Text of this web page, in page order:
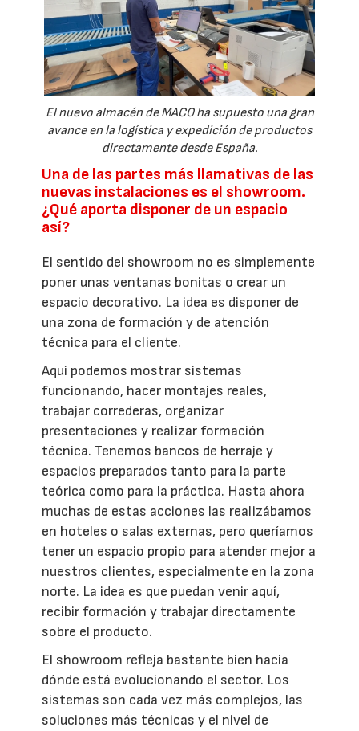
El nuevo almacén de MACO ha supuesto una gran
avance en la logística y expedición de productos
directamente desde España.
Una de las partes más llamativas de las
nuevas instalaciones es el showroom.
¿Qué aporta disponer de un espacio
así?
El sentido del showroom no es simplemente
poner unas ventanas bonitas o crear un
espacio decorativo. La idea es disponer de
una zona de formación y de atención
técnica para el cliente.
Aquí podemos mostrar sistemas
funcionando, hacer montajes reales,
trabajar correderas, organizar
presentaciones y realizar formación
técnica. Tenemos bancos de herraje y
espacios preparados tanto para la parte
teórica como para la práctica. Hasta ahora
muchas de estas acciones las realizábamos
en hoteles o salas externas, pero queríamos
tener un espacio propio para atender mejor a
nuestros clientes, especialmente en la zona
norte. La idea es que puedan venir aquí,
recibir formación y trabajar directamente
sobre el producto.
El showroom refleja bastante bien hacia
dónde está evolucionando el sector. Los
sistemas son cada vez más complejos, las
soluciones más técnicas y el nivel de